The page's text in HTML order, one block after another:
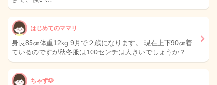
はじめてのママリ
身長85㎝体重12kg 9月で２歳になります。 現在上下90㎝着
ているのですが秋冬服は100センチは大きいでしょうか？
ちゃず🐶